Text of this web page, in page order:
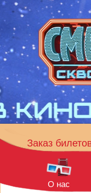
Заказ
О нас